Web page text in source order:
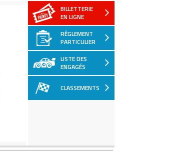
BILLETTERIE
EN LIGNE
RÈGLEMENT
PARTICULIER
LISTE DES
ENGAGÉS
CLASSEMENTS